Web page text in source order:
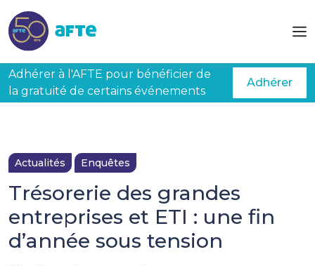
Adhérer à l'AFTE pour bénéficier de
la gratuité de certains événements
Adhérer
Actualités Enquêtes
Trésorerie des grandes
entreprises et ETI : une fin
d’année sous tension